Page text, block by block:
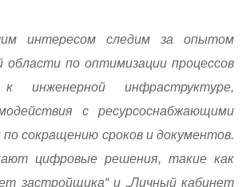
интересом следим за опытом
области по оптимизации процессов
к инженерной инфраструктуре,
с ресурсоснабжающими
по сокращению сроков и документов.
цифровые решения, такие как
застройщика“ и „Личный кабинет